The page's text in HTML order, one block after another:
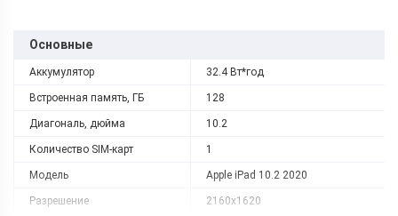
Основные
Аккумулятор 32.4 Вт*год
Встроенная память, ГБ 128
Диагональ, дюйма 10.2
Количество SIM-карт 1
Модель Apple iPad 10.2 2020
Разрешение 2160x1620